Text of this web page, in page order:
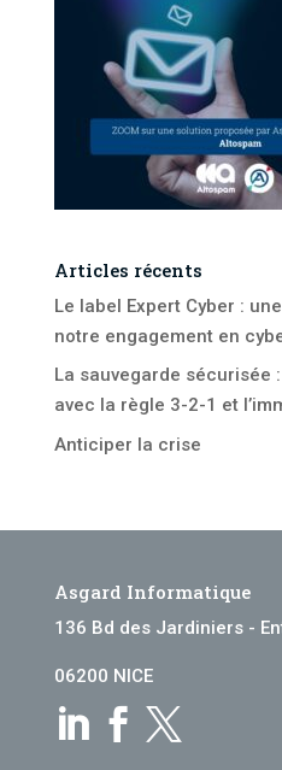
Articles récents
Le label Expert Cyber :
notre engagement en
La sauvegarde sécurisée
avec la règle 3-2-1 et
Anticiper la crise
Asgard Informatique
136 Bd des Jardiniers -
06200 NICE
  